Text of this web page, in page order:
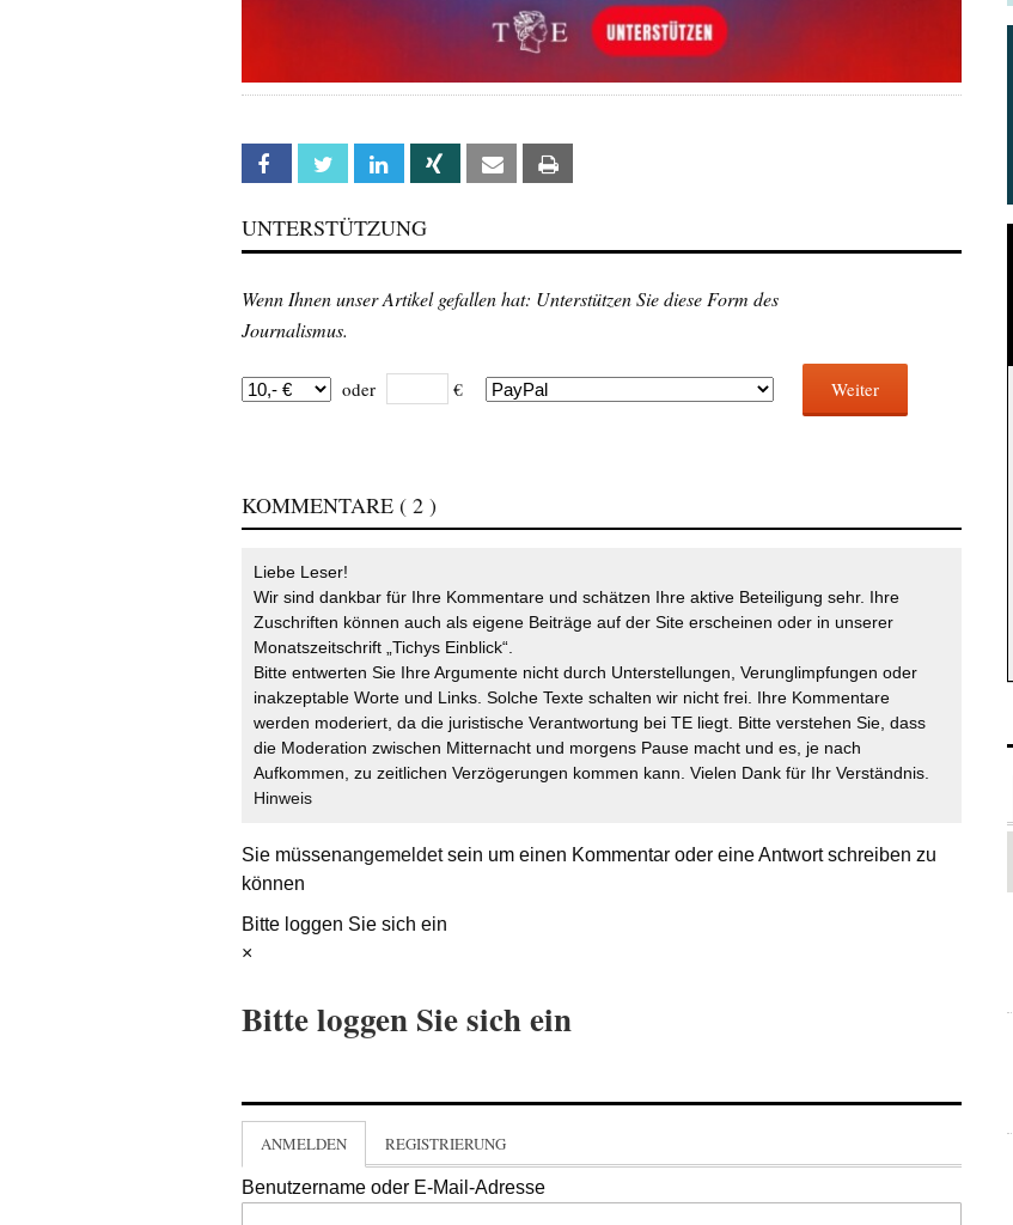
Facebook Twitter Linkedin Xing Email
UNTERSTÜTZUNG
Wenn Ihnen unser Artikel gefallen hat: Unterstützen Sie diese Form des
Journalismus.
oder € Weiter
KOMMENTARE ( 2 )
Liebe Leser!
Wir sind dankbar für Ihre Kommentare und schätzen Ihre aktive Beteiligung sehr. Ihre
Zuschriften können auch als eigene Beiträge auf der Site erscheinen oder in unserer
Monatszeitschrift „Tichys Einblick“.
Bitte entwerten Sie Ihre Argumente nicht durch Unterstellungen, Verunglimpfungen oder
inakzeptable Worte und Links. Solche Texte schalten wir nicht frei. Ihre Kommentare
werden moderiert, da die juristische Verantwortung bei TE liegt. Bitte verstehen Sie, dass
die Moderation zwischen Mitternacht und morgens Pause macht und es, je nach
Aufkommen, zu zeitlichen Verzögerungen kommen kann. Vielen Dank für Ihr Verständnis.
Hinweis
Sie müssenangemeldetsein um einen Kommentar oder eine Antwort schreiben zu
können
Bitte loggen Sie sich ein
×
Bitte loggen Sie sich ein
ANMELDEN REGISTRIERUNG
Benutzername oder E-Mail-Adresse